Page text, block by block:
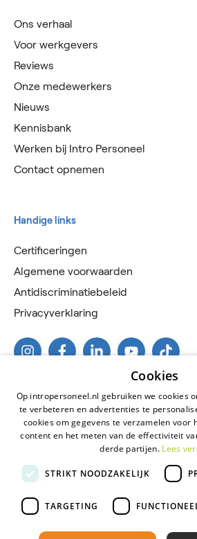
Ons verhaal
Voor werkgevers
Reviews
Onze medewerkers
Nieuws
Kennisbank
Werken bij Intro Personeel
Contact opnemen
Handige links
Certificeringen
Algemene voorwaarden
Antidiscriminatiebeleid
Privacyverklaring
2026 © Intro Personeel
Certificeringen
Algemene voorwaarden
Cookies
Op intropersoneel.nl gebruiken we cookies
te verbeteren en advertenties te
cookies om gegevens te verzamelen voor
content en het meten van de effectiviteit
derde partijen. Lees
STRIKT NOODZAKELIJK
TARGETING